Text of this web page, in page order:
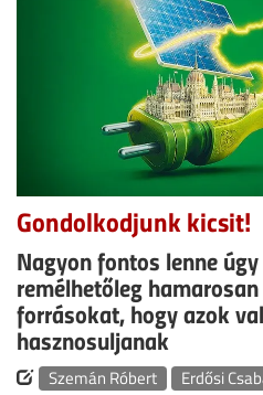
Gondolkodjunk kicsit!
Nagyon fontos lenne
remélhetőleg
forrásokat, hogy azok
hasznosuljanak
Szemán Róbert Erdősi